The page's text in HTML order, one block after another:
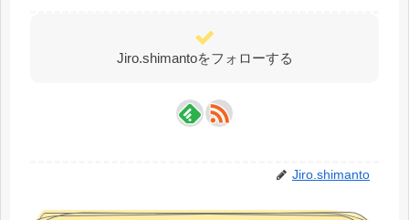
Jiro.shimantoをフォローする
Jiro.shimanto